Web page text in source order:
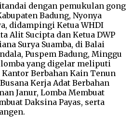
dengan pemukulan gong
Badung, Nyonya
didampingi Ketua WHDI
Alit Sucipta dan Ketua DWP
Surya Suamba, di Balai
Puspem Badung, Minggu
lomba yang digelar meliputi
Kantor Berbahan Kain Tenun
Kerja Adat Berbahan
Janur, Lomba Membuat
Daksina Payas, serta